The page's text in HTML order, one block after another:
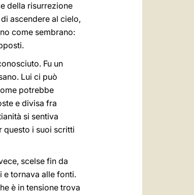
della risurrezione
ascendere al cielo,
come sembrano:
Fu un
Lui ci può
potrebbe
e divisa fra
si sentiva
questo i suoi scritti
scelse fin da
e tornava alle fonti.
è in tensione trova